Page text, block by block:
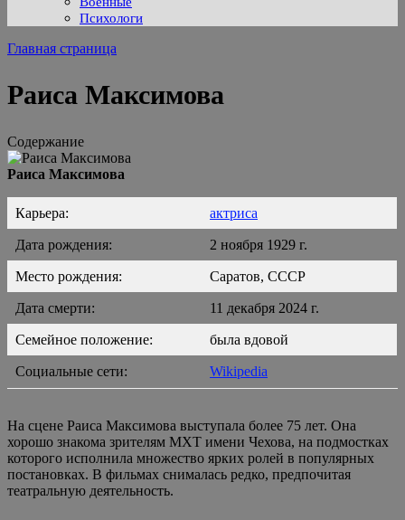
Психологи
Главная страница
Раиса Максимова
Содержание
Раиса Максимова
Карьера: актриса
Дата рождения: 2 ноября 1929 г.
Место рождения: Саратов, СССР
Дата смерти: 11 декабря 2024 г.
Семейное положение: была вдовой
Социальные сети: Wikipedia
На сцене Раиса Максимова выступала более 75 лет. Она
хорошо знакома зрителям МХТ имени Чехова, на подмостках
которого исполнила множество ярких ролей в популярных
постановках. В фильмах снималась редко, предпочитая
театральную деятельность.